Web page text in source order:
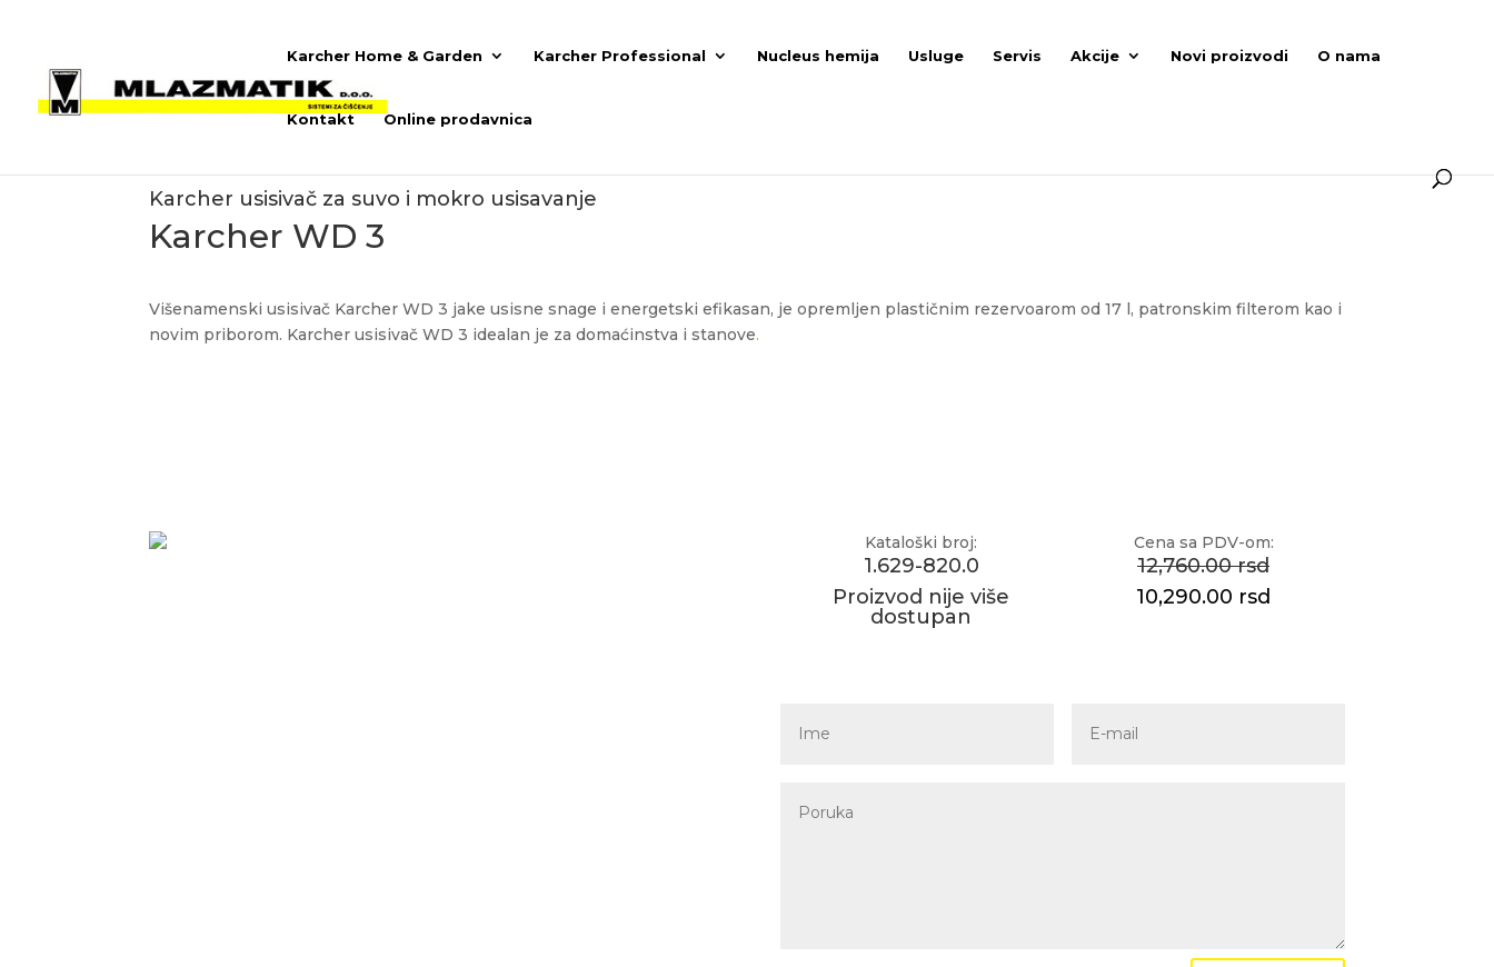
Karcher Home & Garden Karcher Professional Nucleus hemija Usluge Servis Akcije Novi proizvodi O nama
Kontakt Online prodavnica
Karcher usisivač za suvo i mokro usisavanje
Karcher WD 3
Višenamenski usisivač Karcher WD 3 jake usisne snage i energetski efikasan, je opremljen plastičnim rezervoarom od 17 l, patronskim filterom kao i
novim priborom. Karcher usisivač WD 3 idealan je za domaćinstva i stanove.
Kataloški broj:
1.629-820.0
Proizvod nije više
dostupan
Cena sa PDV-om:
12,760.00 rsd
10,290.00 rsd